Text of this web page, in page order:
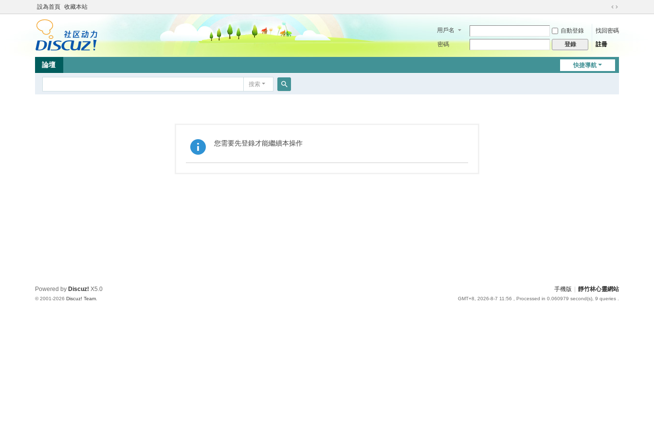
設為首頁 收藏本站
切
到
用戶名 自動登錄
找回密碼
密碼
登錄 註冊
快捷導航
論壇
搜索
您需要先登錄才能繼續本操作
手機版 靜竹林心靈網站
GMT+8, 2026-8-7 11:56 , Processed in 0.060979 second(s), 9 queries .
Powered by Discuz! X5.0
© 2001-2026 Discuz! Team